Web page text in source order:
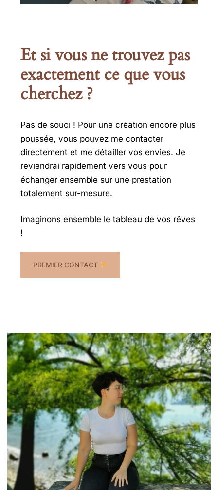
Et si vous ne trouvez pas
exactement ce que vous
cherchez ?
Pas de souci ! Pour une création encore plus
poussée, vous pouvez me contacter
directement et me détailler vos envies. Je
reviendrai rapidement vers vous pour
échanger ensemble sur une prestation
totalement sur-mesure.
Imaginons ensemble le tableau de vos rêves
!
PREMIER CONTACT